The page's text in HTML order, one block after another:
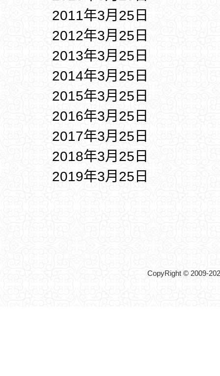
2011年3月25日
2012年3月25日
2013年3月25日
2014年3月25日
2015年3月25日
2016年3月25日
2017年3月25日
2018年3月25日
2019年3月25日
CopyRight © 2009-